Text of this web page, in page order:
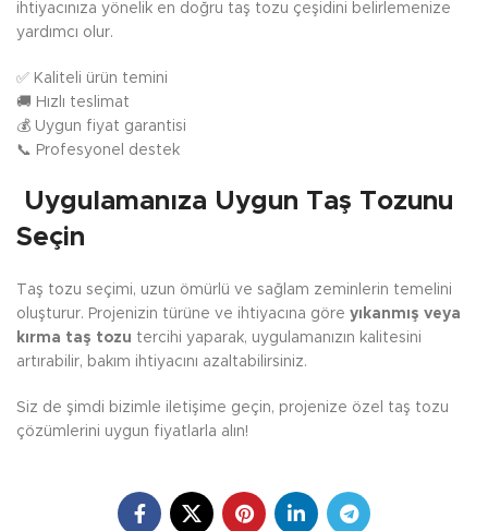
ihtiyacınıza yönelik en doğru taş tozu çeşidini belirlemenize
yardımcı olur.
✅ Kaliteli ürün temini
🚚 Hızlı teslimat
💰 Uygun fiyat garantisi
📞 Profesyonel destek
Uygulamanıza Uygun Taş Tozunu
Seçin
Taş tozu seçimi, uzun ömürlü ve sağlam zeminlerin temelini
oluşturur. Projenizin türüne ve ihtiyacına göre yıkanmış veya
kırma taş tozu tercihi yaparak, uygulamanızın kalitesini
artırabilir, bakım ihtiyacını azaltabilirsiniz.
Siz de şimdi bizimle iletişime geçin, projenize özel taş tozu
çözümlerini uygun fiyatlarla alın!